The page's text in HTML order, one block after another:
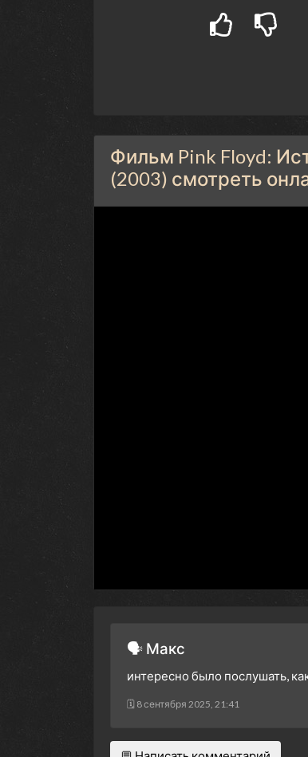
Фильм Pink Floyd:
(2003) смотреть
🗣 Макс
интересно было послушать,
🗓 8 сентября 2025, 21:41